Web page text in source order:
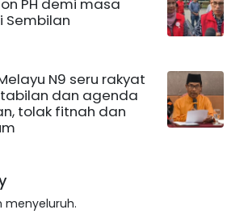
PH demi masa
Sembilan
N9 seru rakyat
dan agenda
tolak fitnah dan
menyeluruh.